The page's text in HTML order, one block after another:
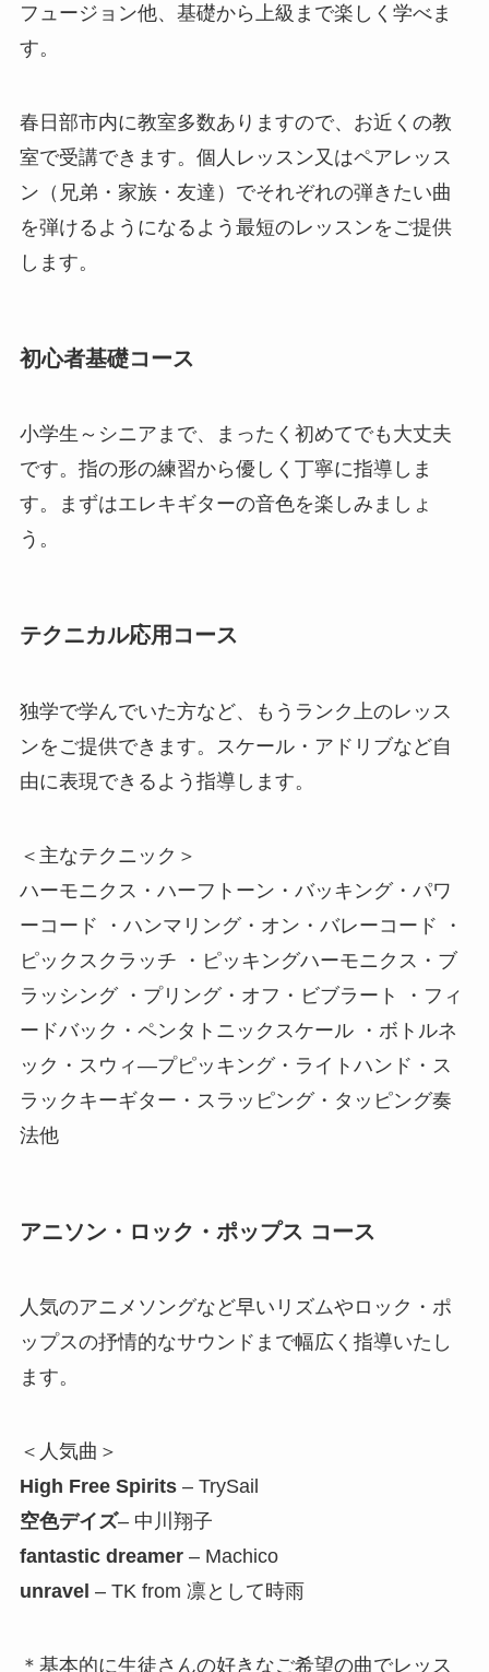
フュージョン他、基礎から上級まで楽しく学べま
す。
春日部市内に教室多数ありますので、お近くの教
室で受講できます。個人レッスン又はペアレッス
ン（兄弟・家族・友達）でそれぞれの弾きたい曲
を弾けるようになるよう最短のレッスンをご提供
します。
初心者基礎コース
小学生～シニアまで、まったく初めてでも大丈夫
です。指の形の練習から優しく丁寧に指導しま
す。まずはエレキギターの音色を楽しみましょ
う。
テクニカル応用コース
独学で学んでいた方など、もうランク上のレッス
ンをご提供できます。スケール・アドリブなど自
由に表現できるよう指導します。
＜主なテクニック＞
ハーモニクス・ハーフトーン・バッキング・パワ
ーコード ・ハンマリング・オン・バレーコード ・
ピックスクラッチ ・ピッキングハーモニクス・ブ
ラッシング ・プリング・オフ・ビブラート ・フィ
ードバック・ペンタトニックスケール ・ボトルネ
ック・スウィ―プピッキング・ライトハンド・ス
ラックキーギター・スラッピング・タッピング奏
法他
アニソン・ロック・ポップス コース
人気のアニメソングなど早いリズムやロック・ポ
ップスの抒情的なサウンドまで幅広く指導いたし
ます。
＜人気曲＞
High Free Spirits– TrySail
空色デイズ– 中川翔子
fantastic dreamer– Machico
unravel – TK from 凛として時雨
＊基本的に生徒さんの好きなご希望の曲でレッス